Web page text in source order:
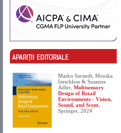
Marko Sarstedt, Monika
Imschloss & Susanne
Adler, Multisensory
Design of Retail
Environments - Vision,
Sound, and Scent
Springer, 2024